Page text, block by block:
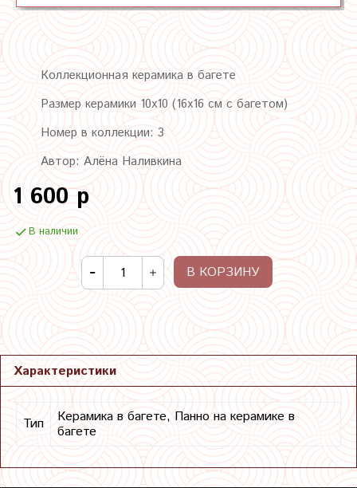
Коллекционная керамика в багете
Размер керамики 10х10 (16х16 см с багетом)
Номер в коллекции: 3
Автор: Алёна Наливкина
1 600 р
В наличии
В КОРЗИНУ
Характеристики
Тип
Керамика в багете, Панно на керамике в
багете